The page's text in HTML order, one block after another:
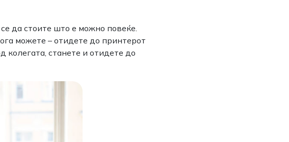
да стоите што е можно повеќе.
можете – отидете до принтерот
колегата, станете и отидете до